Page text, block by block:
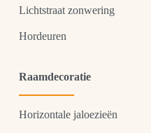
Lichtstraat zonwering
Hordeuren
Raamdecoratie
Horizontale jaloezieën